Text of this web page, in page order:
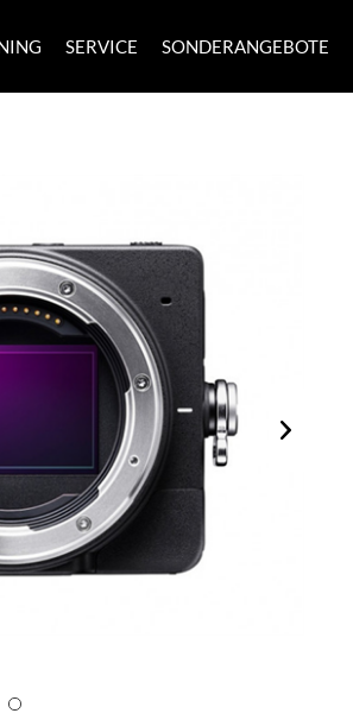
SERVICE SONDERANGEBOTE